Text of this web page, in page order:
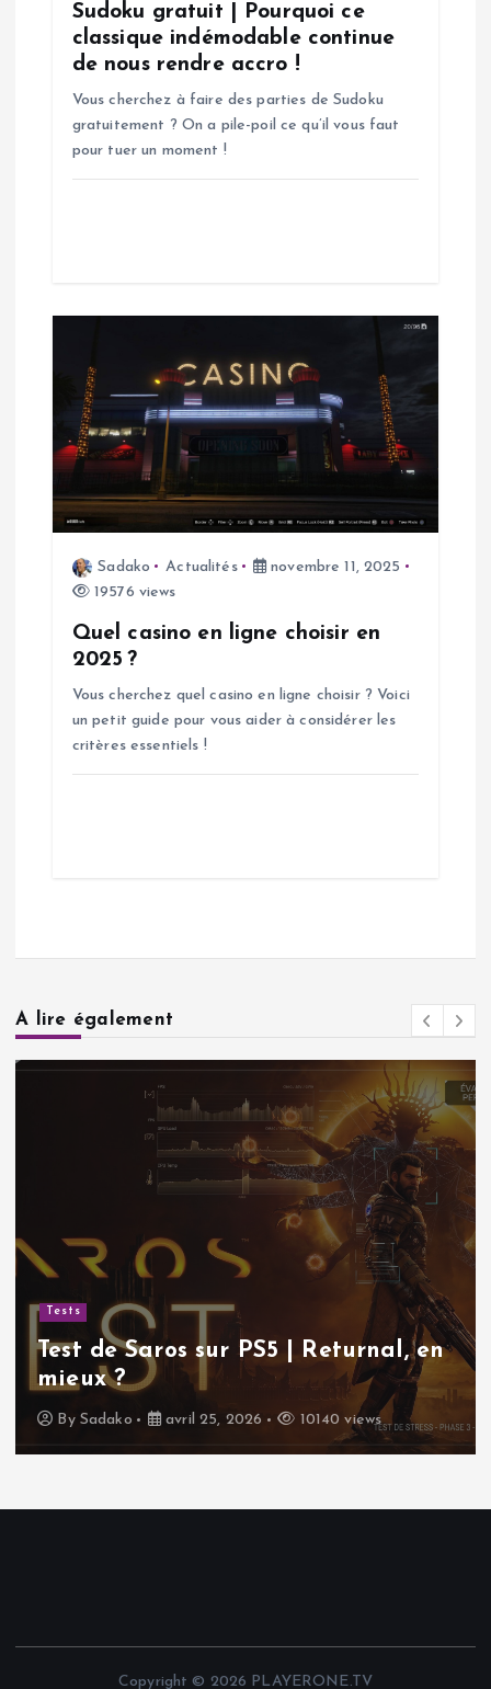
Sudoku gratuit | Pourquoi ce
classique indémodable continue
de nous rendre accro !
Vous cherchez à faire des parties de Sudoku
gratuitement ? On a pile-poil ce qu’il vous faut
pour tuer un moment !
Sadako Actualités
novembre 11, 2025
19576 views
Quel casino en ligne choisir en
2025 ?
Vous cherchez quel casino en ligne choisir ? Voici
un petit guide pour vous aider à considérer les
critères essentiels !
A lire également
Tests
Test de Saros sur PS5 | Returnal, en
mieux ?
By Sadako avril 25, 2026 10140 views
Copyright © 2026 PLAYERONE.TV